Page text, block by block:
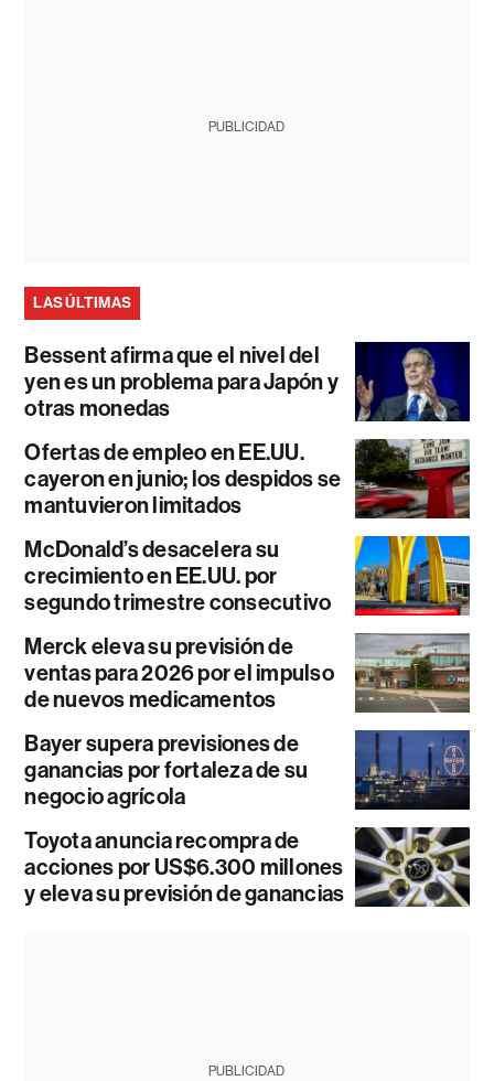
PUBLICIDAD
LAS ÚLTIMAS
Bessent afirma que el nivel del
yen es un problema para Japón y
otras monedas
Ofertas de empleo en EE.UU.
cayeron en junio; los despidos se
mantuvieron limitados
McDonald’s desacelera su
crecimiento en EE.UU. por
segundo trimestre consecutivo
Merck eleva su previsión de
ventas para 2026 por el impulso
de nuevos medicamentos
Bayer supera previsiones de
ganancias por fortaleza de su
negocio agrícola
Toyota anuncia recompra de
acciones por US$6.300 millones
y eleva su previsión de ganancias
PUBLICIDAD